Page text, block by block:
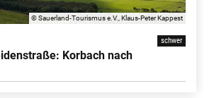
© Sauerland-Tourismus e.V., Klaus-Peter Kappest
schwer
Korbach nach